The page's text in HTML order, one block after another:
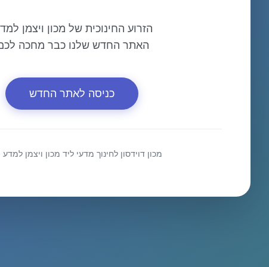
הזרוע החינוכית של מכון ויצמן
האתר החדש שלנו כבר מחכה
כניסה לאתר החדש
מכון דוידסון לחינוך מדעי ליד מכון ויצמן